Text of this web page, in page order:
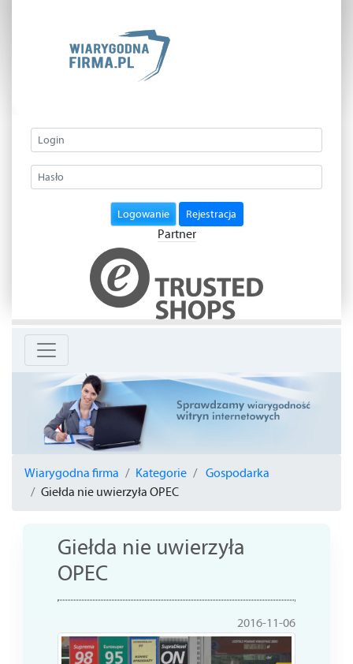
Logowanie Rejestracja
Partner
Wiarygodna firma Kategorie
Gospodarka
Giełda nie uwierzyła OPEC
Giełda nie uwierzyła
OPEC
2016-11-06